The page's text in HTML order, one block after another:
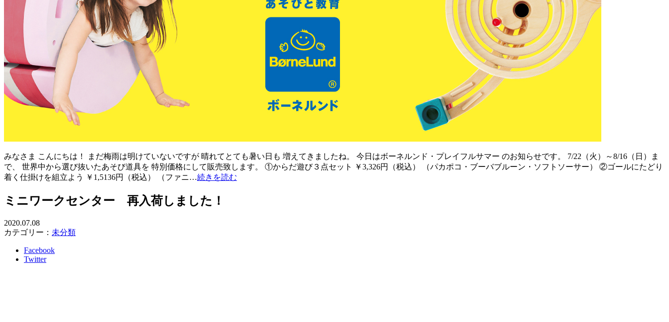
みなさま こんにちは！ まだ梅雨は明けていないですが 晴れてとても暑い日も 増えてきましたね。 今日はボーネルンド・プレイフルサマー のお知らせです。 7/22（火）～8/16（日）ま
で、 世界中から選び抜いたあそび道具を 特別価格にして販売致します。 ①からだ遊び３点セット ￥3,326円（税込） （パカポコ・ブーバブルーン・ソフトソーサー） ②ゴールにたどり
着く仕掛けを組立よう ￥1,5136円（税込） （ファニ…続きを読む
ミニワークセンター 再入荷しました！
2020.07.08
カテゴリー： 未分類
Facebook
Twitter